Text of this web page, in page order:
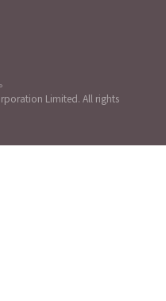
Limited. All rights